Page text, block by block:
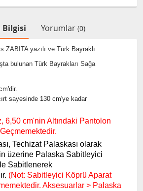
Bilgisi Yorumlar (0)
ZABITA yazılı ve Türk Bayraklı
bulunan Türk Bayrakları Sağa
sayesinde 130 cm'ye kadar
6,50 cm'nin Altındaki Pantolon
Techizat Palaskası olarak
üzerine Palaska Sabitleyici
Sabitlenerek
(Not: Sabitleyici Köprü Aparat
Aksesuarlar > Palaska